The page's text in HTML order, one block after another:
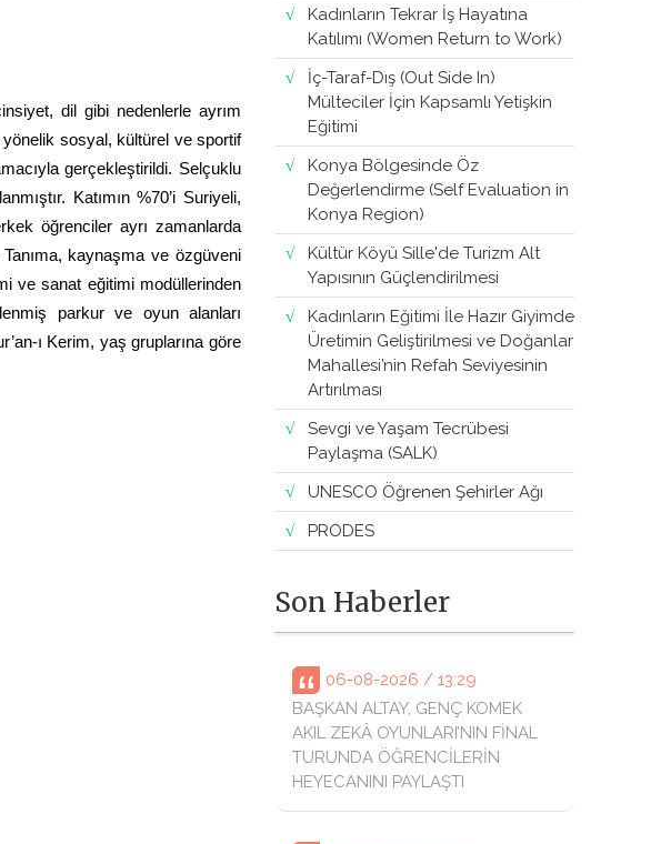
dil gibi nedenlerle ayrım
yönelik sosyal, kültürel ve sportif
gerçekleştirildi. Selçuklu
Katımın %70’i Suriyeli,
öğrenciler ayrı zamanlarda
kaynaşma ve özgüveni
ve sanat eğitimi modüllerinden
parkur ve oyun alanları
ı Kerim, yaş gruplarına göre
Kadınların Tekrar İş Hayatına
Katılımı (Women Return to Work)
İç-Taraf-Dış (Out Side In)
Mülteciler İçin Kapsamlı Yetişkin
Eğitimi
Konya Bölgesinde Öz
Değerlendirme (Self Evaluation in
Konya Region)
Kültür Köyü Sille'de Turizm Alt
Yapısının Güçlendirilmesi
Kadınların Eğitimi İle Hazır Giyimde
Üretimin Geliştirilmesi ve Doğanlar
Mahallesi’nin Refah Seviyesinin
Artırılması
Sevgi ve Yaşam Tecrübesi
Paylaşma (SALK)
UNESCO Öğrenen Şehirler Ağı
PRODES
Son Haberler
06-08-2026 / 13:29
BAŞKAN ALTAY, GENÇ KOMEK
AKIL ZEKÂ OYUNLARI’NIN FİNAL
TURUNDA ÖĞRENCİLERİN
HEYECANINI PAYLAŞTI